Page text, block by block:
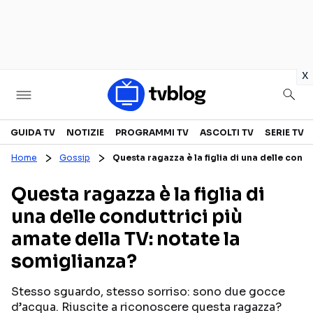
x
Televisione
CANALI TV
PROGRAMMI TV
PERSONAGGI TV
SERIE TV
REALITY SHOW
FICTION
Streaming
GUIDA TV NOTIZIE PROGRAMMI TV ASCOLTI TV SERIE TV
Home Gossip Questa ragazza è la figlia di una delle
Questa ragazza è la figlia di
una delle conduttrici più
amate della TV: notate la
somiglianza?
Stesso sguardo, stesso sorriso: sono due gocce
d’acqua. Riuscite a riconoscere questa ragazza?